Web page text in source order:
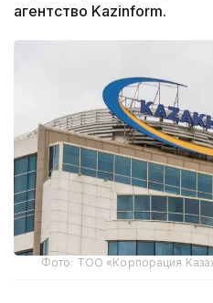
агентство Kazinform.
Фото: ТОО «Корпорация